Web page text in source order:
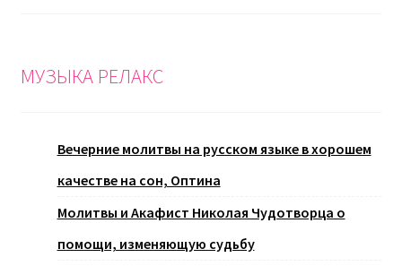
МУЗЫКА РЕЛАКС
Вечерние молитвы на русском языке в хорошем
качестве на сон, Оптина
Молитвы и Акафист Николая Чудотворца о
помощи, изменяющую судьбу